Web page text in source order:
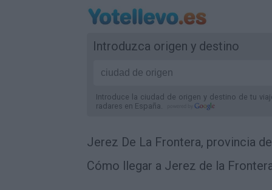
Introduzca origen y destino
Introduce la ciudad de origen y destino de tu
radares en España.
Jerez De La Frontera, provincia
Cómo llegar a Jerez de la